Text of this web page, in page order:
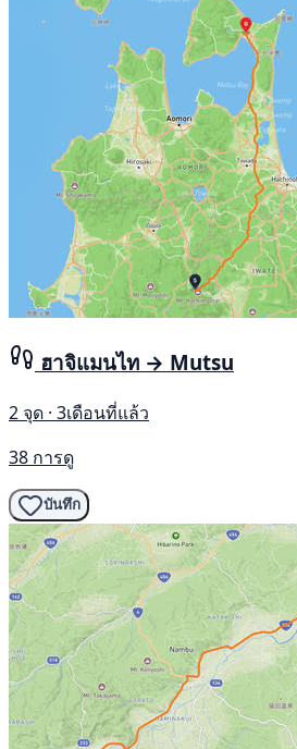
ฮาจิแมนไท → Mutsu
2 จุด · 3เดือนที่แล้ว
38 การดู
บันทึก